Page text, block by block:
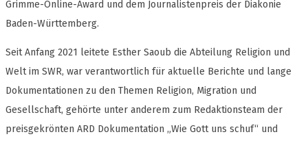
Grimme-Online-Award und dem Journalistenpreis der Diakonie
Baden-Württemberg.
Seit Anfang 2021 leitete Esther Saoub die Abteilung Religion und
Welt im SWR, war verantwortlich für aktuelle Berichte und lange
Dokumentationen zu den Themen Religion, Migration und
Gesellschaft, gehörte unter anderem zum Redaktionsteam der
preisgekrönten ARD Dokumentation „Wie Gott uns schuf“ und